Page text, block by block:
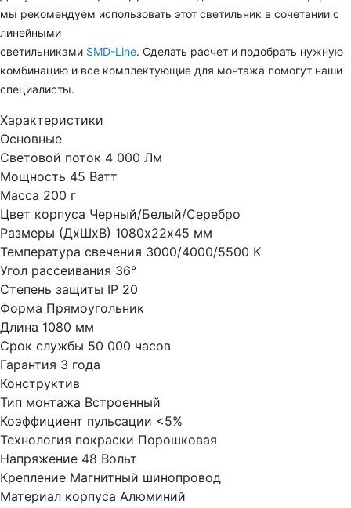
мы рекомендуем использовать этот светильник в сочетании с
линейными
светильниками SMD-Line. Сделать расчет и подобрать нужную
комбинацию и все комплектующие для монтажа помогут наши
специалисты.
Характеристики
Основные
Световой поток 4 000 Лм
Мощность 45 Ватт
Масса 200 г
Цвет корпуса Черный/Белый/Серебро
Размеры (ДхШхВ) 1080х22х45 мм
Температура свечения 3000/4000/5500 K
Угол рассеивания 36°
Степень защиты IP 20
Форма Прямоугольник
Длина 1080 мм
Срок службы 50 000 часов
Гарантия 3 года
Конструктив
Тип монтажа Встроенный
Коэффициент пульсации <5%
Технология покраски Порошковая
Напряжение 48 Вольт
Крепление Магнитный шинопровод
Материал корпуса Алюминий